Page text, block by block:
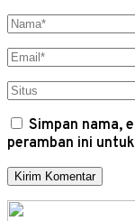
Simpan nama,
peramban ini